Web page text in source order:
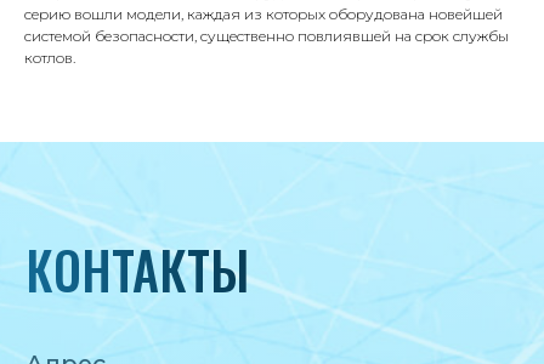
серию вошли модели, каждая из которых оборудована новейшей
системой безопасности, существенно повлиявшей на срок службы
котлов.